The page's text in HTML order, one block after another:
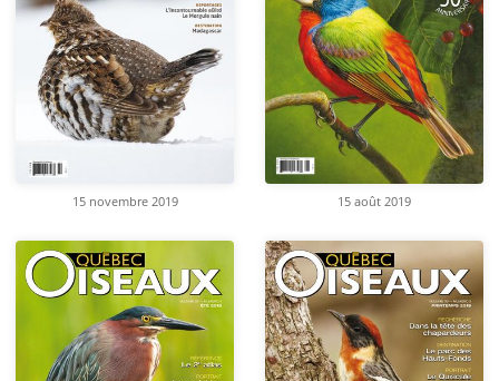
15 novembre 2019 15 août 2019